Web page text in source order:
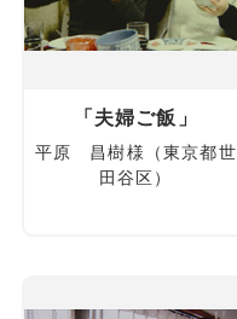
「夫婦ご飯」
平原 昌樹様（東京都世
田谷区）